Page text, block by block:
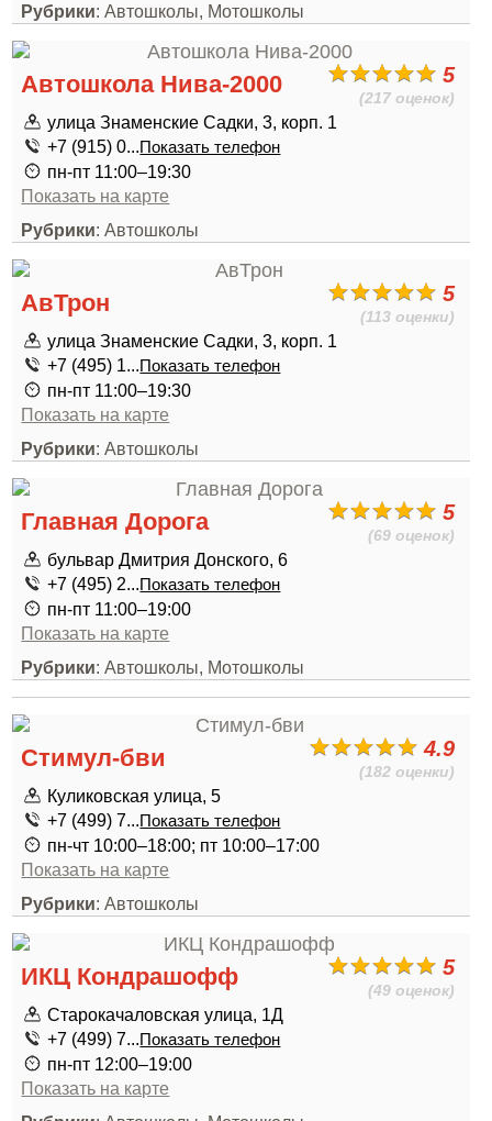
Рубрики: Автошколы, Мотошколы
5
(217 оценок)
Автошкола Нива-2000
улица Знаменские Садки, 3, корп. 1
+7 (915) 0...Показать телефон
пн-пт 11:00–19:30
Показать на карте
Рубрики: Автошколы
5
(113 оценки)
АвТрон
улица Знаменские Садки, 3, корп. 1
+7 (495) 1...Показать телефон
пн-пт 11:00–19:30
Показать на карте
Рубрики: Автошколы
5
(69 оценок)
Главная Дорога
бульвар Дмитрия Донского, 6
+7 (495) 2...Показать телефон
пн-пт 11:00–19:00
Показать на карте
Рубрики: Автошколы, Мотошколы
4.9
(182 оценки)
Стимул-бви
Куликовская улица, 5
+7 (499) 7...Показать телефон
пн-чт 10:00–18:00; пт 10:00–17:00
Показать на карте
Рубрики: Автошколы
5
(49 оценок)
ИКЦ Кондрашофф
Старокачаловская улица, 1Д
+7 (499) 7...Показать телефон
пн-пт 12:00–19:00
Показать на карте